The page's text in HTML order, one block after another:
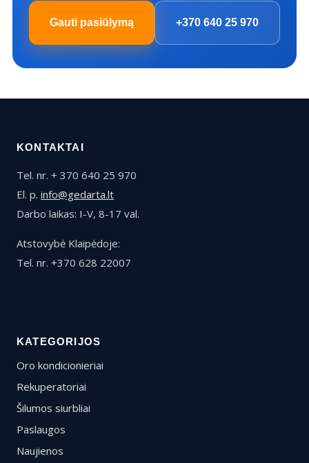
Gauti pasiūlymą +370 640 25 970
KONTAKTAI
Tel. nr. + 370 640 25 970
El. p. info@gedarta.lt
Darbo laikas: I-V, 8-17 val.
Atstovybė Klaipėdoje:
Tel. nr. +370 628 22007
KATEGORIJOS
Oro kondicionieriai
Rekuperatoriai
Šilumos siurbliai
Paslaugos
Naujienos